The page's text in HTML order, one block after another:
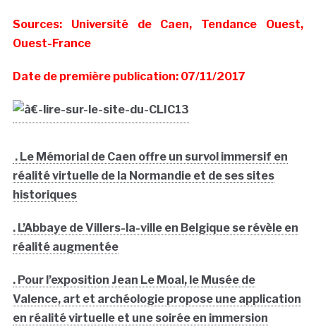
Sources: Université de Caen, Tendance Ouest,
Ouest-France
Date de première publication: 07/11/2017
. Le Mémorial de Caen offre un survol immersif en
réalité virtuelle de la Normandie et de ses sites
historiques
. L’Abbaye de Villers-la-ville en Belgique se révèle en
réalité augmentée
. Pour l’exposition Jean Le Moal, le Musée de
Valence, art et archéologie propose une application
en réalité virtuelle et une soirée en immersion